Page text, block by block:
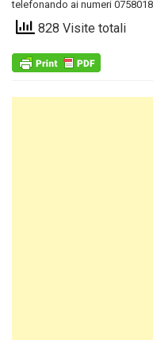
telefonando ai numeri
828 Visite totali